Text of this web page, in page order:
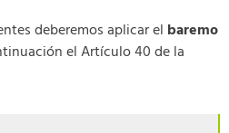
deberemos aplicar el baremo
el Artículo 40 de la